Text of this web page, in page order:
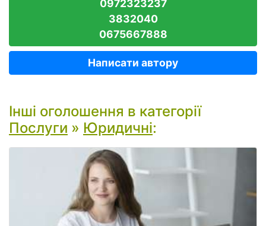
0972323237
3832040
0675667888
Написати автору
Інші оголошення в категорії
Послуги » Юридичні: